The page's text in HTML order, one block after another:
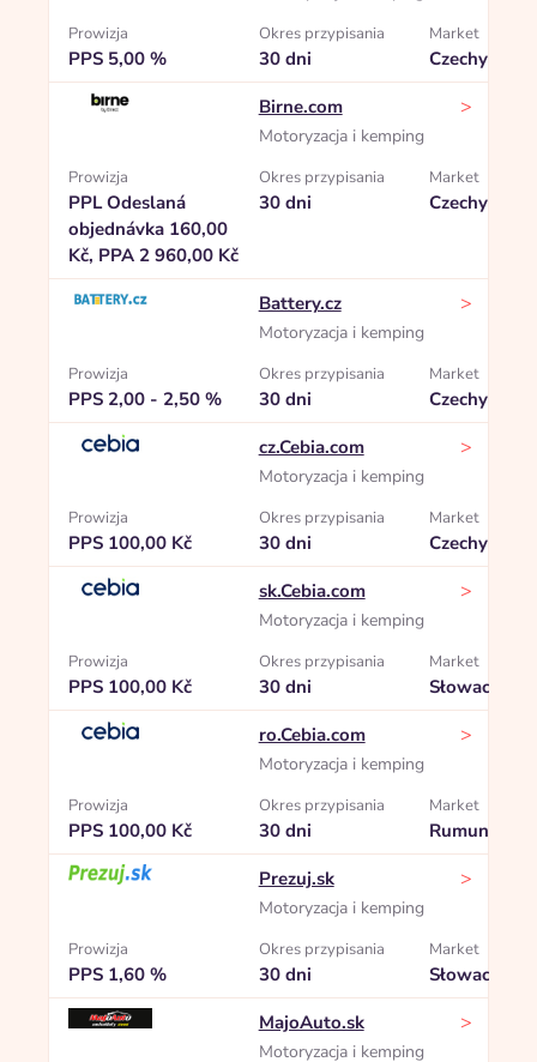
Prowizja
PPS 5,00 %
Okres przypisania
30 dni
Market
Czechy
Birne.com
Motoryzacja i kemping
>
Prowizja
PPL Odeslaná
objednávka 160,00
Kč, PPA 2 960,00 Kč
Okres przypisania
30 dni
Market
Czechy
Battery.cz
Motoryzacja i kemping
>
Prowizja
PPS 2,00 - 2,50 %
Okres przypisania
30 dni
Market
Czechy
cz.Cebia.com
Motoryzacja i kemping
>
Prowizja
PPS 100,00 Kč
Okres przypisania
30 dni
Market
Czechy
sk.Cebia.com
Motoryzacja i kemping
>
Prowizja
PPS 100,00 Kč
Okres przypisania
30 dni
Market
Słowacja
ro.Cebia.com
Motoryzacja i kemping
>
Prowizja
PPS 100,00 Kč
Okres przypisania
30 dni
Market
Rumunia
Prezuj.sk
Motoryzacja i kemping
>
Prowizja
PPS 1,60 %
Okres przypisania
30 dni
Market
Słowacja
MajoAuto.sk
Motoryzacja i kemping
>